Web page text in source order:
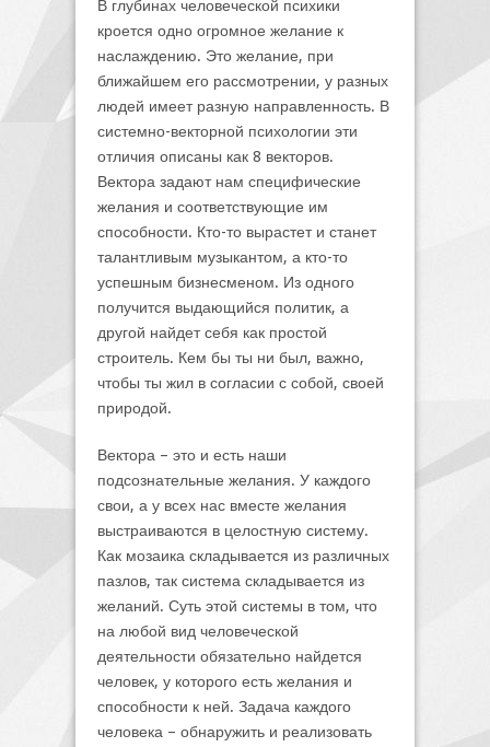
В глубинах человеческой психики
кроется одно огромное желание к
наслаждению. Это желание, при
ближайшем его рассмотрении, у разных
людей имеет разную направленность. В
системно-векторной психологии эти
отличия описаны как 8 векторов.
Вектора задают нам специфические
желания и соответствующие им
способности. Кто-то вырастет и станет
талантливым музыкантом, а кто-то
успешным бизнесменом. Из одного
получится выдающийся политик, а
другой найдет себя как простой
строитель. Кем бы ты ни был, важно,
чтобы ты жил в согласии с собой, своей
природой.
Вектора – это и есть наши
подсознательные желания. У каждого
свои, а у всех нас вместе желания
выстраиваются в целостную систему.
Как мозаика складывается из различных
пазлов, так система складывается из
желаний. Суть этой системы в том, что
на любой вид человеческой
деятельности обязательно найдется
человек, у которого есть желания и
способности к ней. Задача каждого
человека – обнаружить и реализовать